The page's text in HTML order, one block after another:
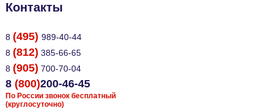
Контакты
8 (495) 989-40-44
8 (812) 385-66-65
8 (905) 700-70-04
8 (800)200-46-45
По России звонок бесплатный
(круглосуточно)